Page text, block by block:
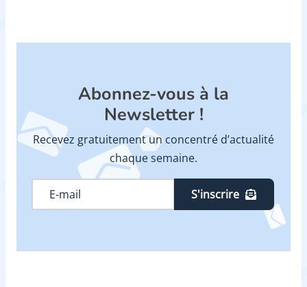
Abonnez-vous à la
Newsletter !
Recevez gratuitement un concentré d’actualité
chaque semaine.
S'inscrire